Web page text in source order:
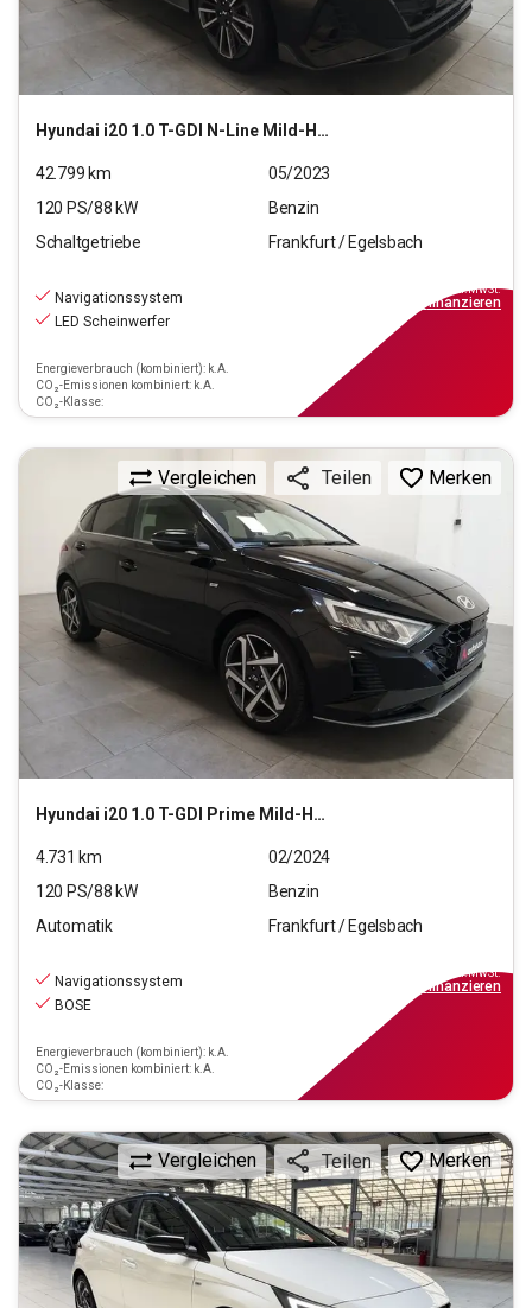
Hyundai i20 1.0 T-GDI N-Line Mild-Hybrid (EURO 6d)(OPF)
42.799 km
05/2023
120 PS/88 kW
Benzin
Schaltgetriebe
Frankfurt / Egelsbach
Navigationssystem
LED Scheinwerfer
Energieverbrauch (kombiniert): k.A.
CO₂-Emissionen kombiniert: k.A.
CO₂-Klasse:
inkl.MwSt.
finanzieren
Hyundai i20 1.0 T-GDI Prime Mild-Hybrid (EURO 6d)(OPF)
Vergleichen Teilen Merken
4.731 km
02/2024
120 PS/88kW
Benzin
Automatik
Frankfurt / Egelsbach
Navigationssystem
BOSE
Energieverbrauch (kombiniert): k.A.
CO₂-Emissionen kombiniert: k.A.
CO₂-Klasse:
inkl.MwSt.
finanzieren
Vergleichen Teilen Merken